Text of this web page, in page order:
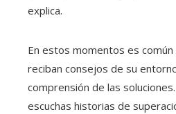
explica.
En estos momentos es
reciban consejos de su
comprensión de las
escuchas historias de